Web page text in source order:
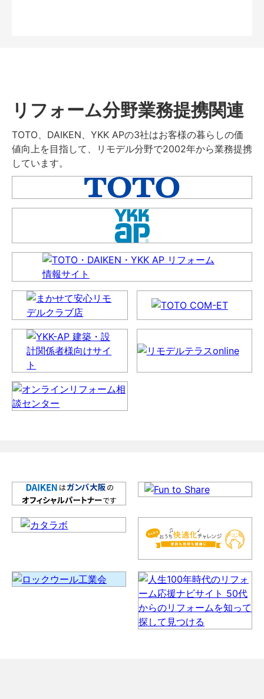
リフォーム分野業務提携関連
TOTO、DAIKEN、YKK APの3社はお客様の暮らしの価
値向上を目指して、リモデル分野で2002年から業務提携
しています。